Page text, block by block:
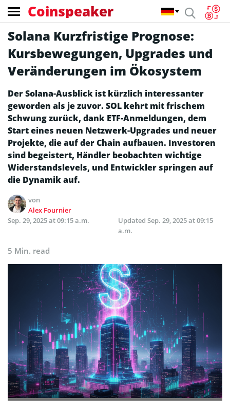
Coinspeaker
Solana Kurzfristige Prognose:
Kursbewegungen, Upgrades und
Veränderungen im Ökosystem
Der Solana-Ausblick ist kürzlich interessanter
geworden als je zuvor. SOL kehrt mit frischem
Schwung zurück, dank ETF-Anmeldungen, dem
Start eines neuen Netzwerk-Upgrades und neuer
Projekte, die auf der Chain aufbauen. Investoren
sind begeistert, Händler beobachten wichtige
Widerstandslevels, und Entwickler springen auf
die Dynamik auf.
von
Alex Fournier
Sep. 29, 2025 at 09:15 a.m.
Updated Sep. 29, 2025 at 09:15
a.m.
5 Min. read